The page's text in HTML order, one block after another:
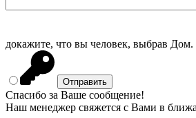
докажите, что вы человек, выбрав Дом.
Спасибо за Ваше сообщение!
Наш менеджер свяжется с Вами в